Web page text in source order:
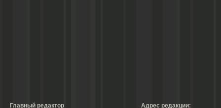
Главный редактор Адрес редакции: